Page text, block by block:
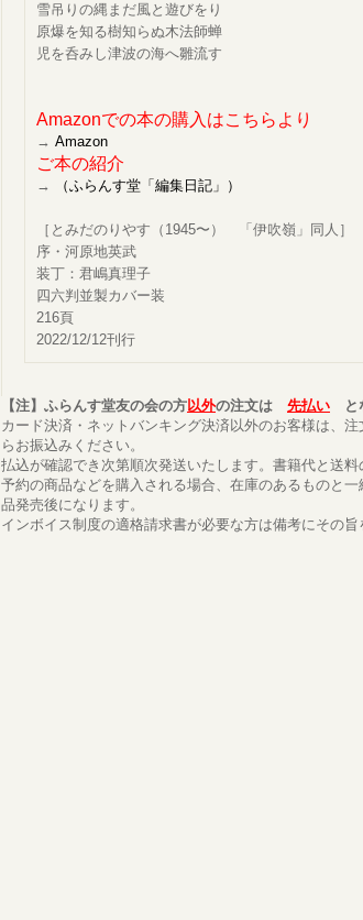
雪吊りの縄まだ風と遊びをり
原爆を知る樹知らぬ木法師蝉
児を呑みし津波の海へ雛流す
Amazonでの本の購入はこちらより
→ Amazon
ご本の紹介
→ （ふらんす堂「編集日記」）
［とみだのりやす（1945〜） 「伊吹嶺」同人］
序・河原地英武
装丁：君嶋真理子
四六判並製カバー装
216頁
2022/12/12刊行
【注】ふらんす堂友の会の方以外の注文は 先払い と
カード決済・ネットバンキング決済以外のお客様は、
らお振込みください。
払込が確認でき次第順次発送いたします。書籍代と送料
予約の商品などを購入される場合、在庫のあるものと
品発売後になります。
インボイス制度の適格請求書が必要な方は備考にその旨